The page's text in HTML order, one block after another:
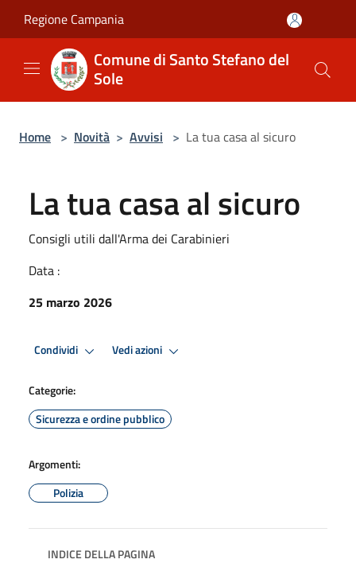
Regione Campania
Comune di Santo Stefano del
Sole
Home > Novità > Avvisi > La tua casa al sicuro
La tua casa al sicuro
Consigli utili dall'Arma dei Carabinieri
Data :
25 marzo 2026
Condividi Vedi azioni
Categorie:
Sicurezza e ordine pubblico
Argomenti:
Polizia
INDICE DELLA PAGINA